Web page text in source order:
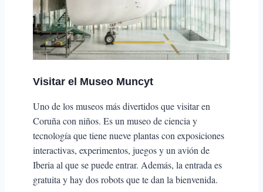
Visitar el Museo Muncyt
Uno de los museos más divertidos que visitar en
Coruña con niños. Es un museo de ciencia y
tecnología que tiene nueve plantas con exposiciones
interactivas, experimentos, juegos y un avión de
Iberia al que se puede entrar. Además, la entrada es
gratuita y hay dos robots que te dan la bienvenida.